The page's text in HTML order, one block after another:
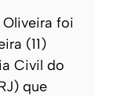
foi
(11)
Civil do
que